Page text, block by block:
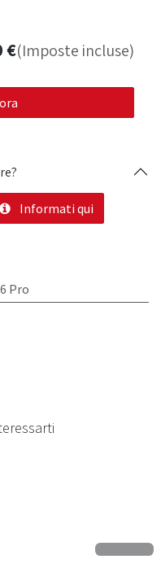
€(Imposte incluse)
Informati qui
Pro